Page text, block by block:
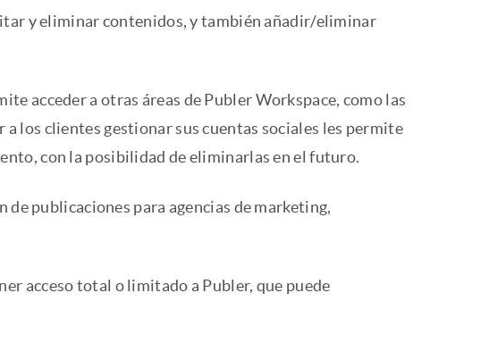
y eliminar contenidos, y también añadir/eliminar
acceder a otras áreas de Publer Workspace, como las
los clientes gestionar sus cuentas sociales les permite
con la posibilidad de eliminarlas en el futuro.
publicaciones para agencias de marketing,
acceso total o limitado a Publer, que puede